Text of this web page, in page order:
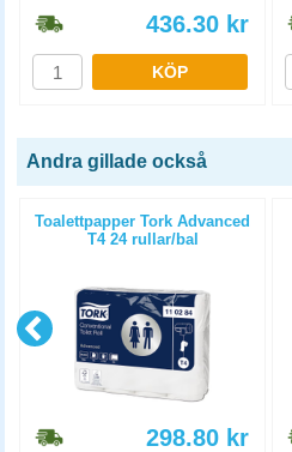
436.30 kr
KÖP
Andra gillade också
Toalettpapper Tork Advanced
T4 24 rullar/bal
298.80 kr